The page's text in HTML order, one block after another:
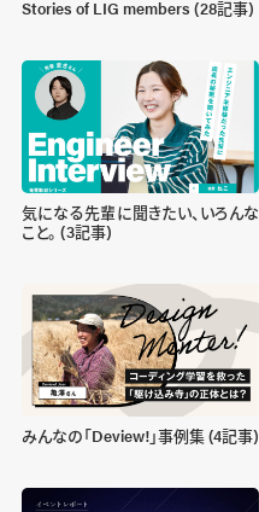
Stories of LIG members (28記事)
気になる先輩に聞きたい、いろんな
こと。 (3記事)
みんなの「Deview!」事例集 (4記事)